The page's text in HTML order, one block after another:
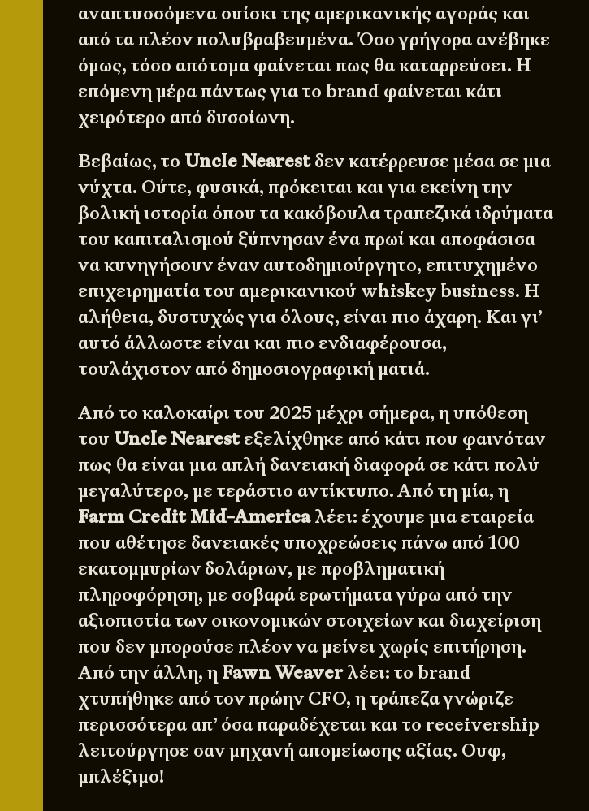
αναπτυσσόμενα ουίσκι της αμερικανικής αγοράς και
από τα πλέον πολυβραβευμένα. Όσο γρήγορα ανέβηκε
όμως, τόσο απότομα φαίνεται πως θα καταρρεύσει. Η
επόμενη μέρα πάντως για το brand φαίνεται κάτι
χειρότερο από δυσοίωνη.
Βεβαίως, το Uncle Nearestδεν κατέρρευσε μέσα σε μια
νύχτα. Ούτε, φυσικά, πρόκειται και για εκείνη την
βολική ιστορία όπου τα κακόβουλα τραπεζικά ιδρύματα
του καπιταλισμού ξύπνησαν ένα πρωί και αποφάσισα
να κυνηγήσουν έναν αυτοδημιούργητο, επιτυχημένο
επιχειρηματία του αμερικανικού whiskey business. Η
αλήθεια, δυστυχώς για όλους, είναι πιο άχαρη. Και γι’
αυτό άλλωστε είναι και πιο ενδιαφέρουσα,
τουλάχιστον από δημοσιογραφική ματιά.
Από το καλοκαίρι του 2025 μέχρι σήμερα, η υπόθεση
του Uncle Nearestεξελίχθηκε από κάτι που φαινόταν
πως θα είναι μια απλή δανειακή διαφορά σε κάτι πολύ
μεγαλύτερο, με τεράστιο αντίκτυπο. Από τη μία, η
Farm Credit Mid-Americaλέει: έχουμε μια εταιρεία
που αθέτησε δανειακές υποχρεώσεις πάνω από 100
εκατομμυρίων δολάριων, με προβληματική
πληροφόρηση, με σοβαρά ερωτήματα γύρω από την
αξιοπιστία των οικονομικών στοιχείων και διαχείριση
που δεν μπορούσε πλέον να μείνει χωρίς επιτήρηση.
Από την άλλη, η Fawn Weaverλέει: το brand
χτυπήθηκε από τον πρώην CFO, η τράπεζα γνώριζε
περισσότερα απ’ όσα παραδέχεται και το receivership
λειτούργησε σαν μηχανή απομείωσης αξίας. Ουφ,
μπλέξιμο!